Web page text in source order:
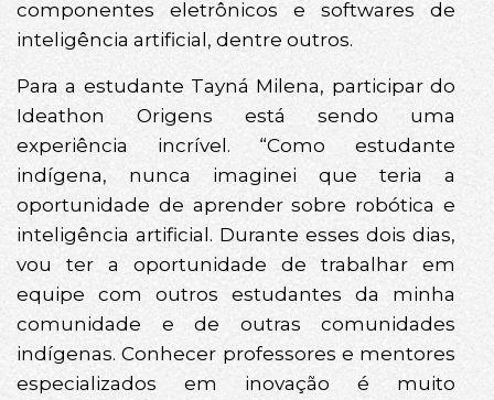
componentes eletrônicos e softwares de
inteligência artificial, dentre outros.
Para a estudante Tayná Milena, participar do
Ideathon Origens está sendo uma
experiência incrível. “Como estudante
indígena, nunca imaginei que teria a
oportunidade de aprender sobre robótica e
inteligência artificial. Durante esses dois dias,
vou ter a oportunidade de trabalhar em
equipe com outros estudantes da minha
comunidade e de outras comunidades
indígenas. Conhecer professores e mentores
especializados em inovação é muito